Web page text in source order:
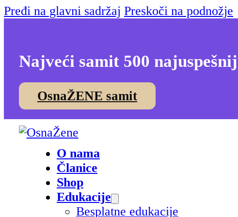
Pređi na glavni sadržaj Preskoči na podnožje
Najveći samit 500
OsnaŽENE samit
O nama
Članice
Shop
Edukacije
Besplatne edukacije